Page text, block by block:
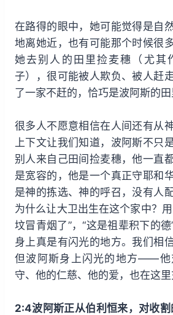
在路得的眼中，她可能觉得是自
地离她近，也有可能那个时候很
她去别人的田里捡麦穗（尤其
子），很可能被人欺负、被人赶
了一家不赶的，恰巧是波阿斯的田
很多人不愿意相信在人间还有从
上下文让我们知道，波阿斯不只
别人来自己田间捡麦穗，他一直
是宽容的，他是一个真正守耶和
是神的拣选、神的呼召，没有人
为什么让大卫出生在这个家中？
坟冒青烟了”，“这是祖辈积下的
身上真是有闪光的地方。我们相
但波阿斯身上闪光的地方——他
守、他的仁慈、他的爱，也在这里
2:4波阿斯正从伯利恒来，对收割